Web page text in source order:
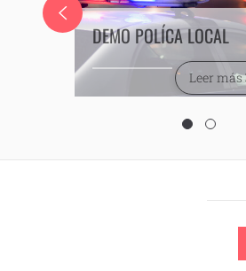
DEMO POLÍCA LOCAL
Leer más